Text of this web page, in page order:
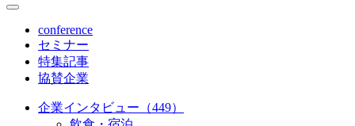
conference
セミナー
特集記事
協賛企業
企業インタビュー（449）